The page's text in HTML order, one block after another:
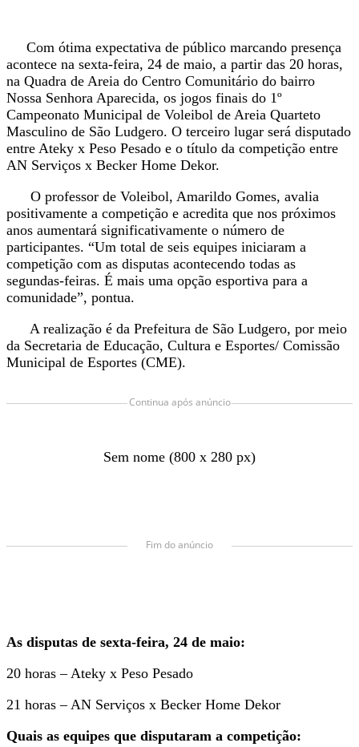
Com ótima expectativa de público marcando presença
acontece na sexta-feira, 24 de maio, a partir das 20 horas,
na Quadra de Areia do Centro Comunitário do bairro
Nossa Senhora Aparecida, os jogos finais do 1º
Campeonato Municipal de Voleibol de Areia Quarteto
Masculino de São Ludgero. O terceiro lugar será disputado
entre Ateky x Peso Pesado e o título da competição entre
AN Serviços x Becker Home Dekor.
O professor de Voleibol, Amarildo Gomes, avalia
positivamente a competição e acredita que nos próximos
anos aumentará significativamente o número de
participantes. “Um total de seis equipes iniciaram a
competição com as disputas acontecendo todas as
segundas-feiras. É mais uma opção esportiva para a
comunidade”, pontua.
A realização é da Prefeitura de São Ludgero, por meio
da Secretaria de Educação, Cultura e Esportes/ Comissão
Municipal de Esportes (CME).
Continua após anúncio
Sem nome (800 x 280 px)
Fim do anúncio
As disputas de sexta-feira, 24 de maio:
20 horas – Ateky x Peso Pesado
21 horas – AN Serviços x Becker Home Dekor
Quais as equipes que disputaram a competição: